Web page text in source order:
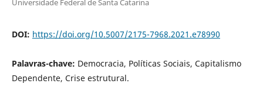
Universidade Federal de Santa Catarina
DOI: https://doi.org/10.5007/2175-7968.2021.e78990
Palavras-chave: Democracia, Políticas Sociais, Capitalismo
Dependente, Crise estrutural.